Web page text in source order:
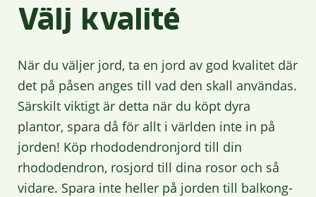
Välj kvalité
När du väljer jord, ta en jord av god kvalitet där
det på påsen anges till vad den skall användas.
Särskilt viktigt är detta när du köpt dyra
plantor, spara då för allt i världen inte in på
jorden! Köp rhododendronjord till din
rhododendron, rosjord till dina rosor och så
vidare. Spara inte heller på jorden till balkong-